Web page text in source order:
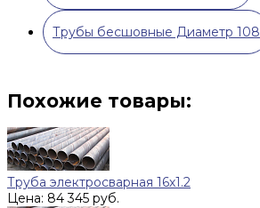
Трубы бесшовные Диаметр 108
Похожие товары:
Труба электросварная 16х1.2
Цена: 84 345 руб.